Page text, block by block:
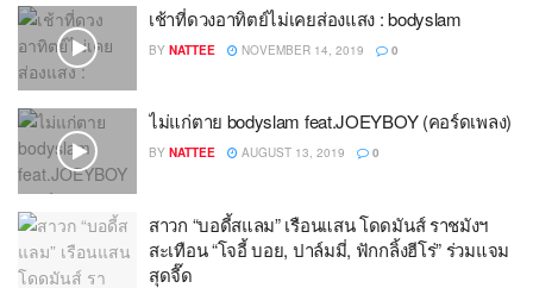
เช้าที่ดวงอาทิตย์ไม่เคยส่องแสง : bodyslam
BY NATTEE NOVEMBER 14, 2019 0
ไม่แก่ตาย bodyslam feat.JOEYBOY (คอร์ดเพลง)
BY NATTEE AUGUST 13, 2019 0
สาวก “บอดี้สแลม” เรือนแสน โดดมันส์ ราชมังฯ
สะเทือน “โจอี้ บอย, ปาล์มมี่, ฟักกลิ้งฮีโร่” ร่วมแจม
สุดจี๊ด